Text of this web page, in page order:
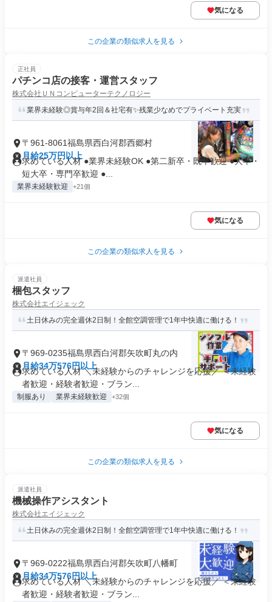
気になる
この企業の類似求人を見る
正社員
パチンコ店の接客・運営スタッフ
株式会社ＵＮコンピューターテクノロジー
業界未経験◎賞与年2回＆社宅有✨残業少なめでプライベート充実
〒961-8061福島県西白河郡西郷村
月給25万円以上
求めている人材 ●業界未経験OK ●第二新卒・既卒歓迎 ●大卒・
短大卒・専門卒歓迎 ●...
業界未経験歓迎 +21個
気になる
この企業の類似求人を見る
派遣社員
梱包スタッフ
株式会社エイジェック
土日休みの完全週休2日制！全館空調管理で1年中快適に働ける！
〒969-0235福島県西白河郡矢吹町丸の内
月給34万576円以上
求めている人材 ＼未経験からのチャレンジを応援／ ＜未経験
者歓迎・経験者歓迎・ブラン...
制服あり 業界未経験歓迎 +32個
気になる
この企業の類似求人を見る
派遣社員
機械操作アシスタント
株式会社エイジェック
土日休みの完全週休2日制！全館空調管理で1年中快適に働ける！
〒969-0222福島県西白河郡矢吹町八幡町
月給34万576円以上
求めている人材 ＼未経験からのチャレンジを応援／ ＜未経験
者歓迎・経験者歓迎・ブラン...